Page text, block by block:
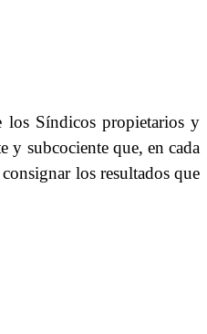
los Síndicos propietarios y
y subcociente que, en cada
los resultados que